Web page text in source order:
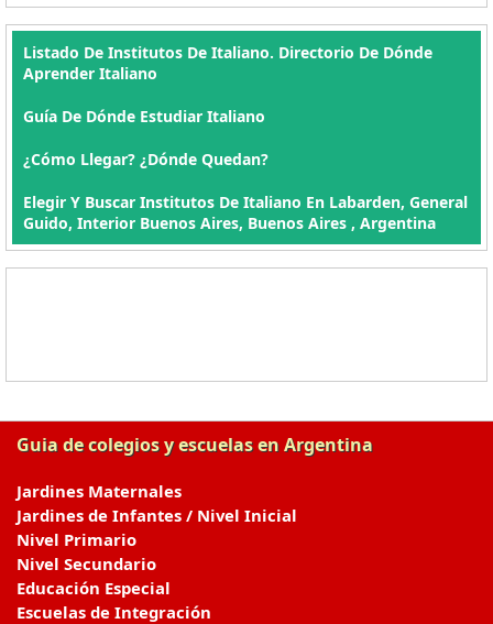
Listado De Institutos De Italiano. Directorio De Dónde
Aprender Italiano
Guía De Dónde Estudiar Italiano
¿Cómo Llegar? ¿Dónde Quedan?
Elegir Y Buscar Institutos De Italiano En Labarden, General
Guido, Interior Buenos Aires, Buenos Aires , Argentina
Guia de colegios y escuelas en Argentina
Jardines Maternales
Jardines de Infantes / Nivel Inicial
Nivel Primario
Nivel Secundario
Educación Especial
Escuelas de Integración